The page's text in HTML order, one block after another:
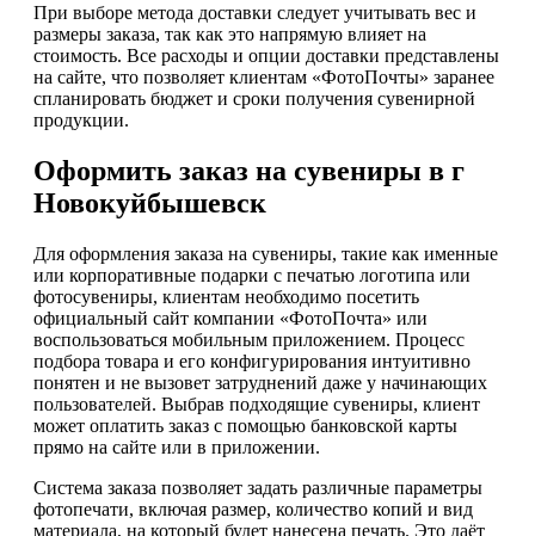
При выборе метода доставки следует учитывать вес и
размеры заказа, так как это напрямую влияет на
стоимость. Все расходы и опции доставки представлены
на сайте, что позволяет клиентам «ФотоПочты» заранее
спланировать бюджет и сроки получения сувенирной
продукции.
Оформить заказ на сувениры в г
Новокуйбышевск
Для оформления заказа на сувениры, такие как именные
или корпоративные подарки с печатью логотипа или
фотосувениры, клиентам необходимо посетить
официальный сайт компании «ФотоПочта» или
воспользоваться мобильным приложением. Процесс
подбора товара и его конфигурирования интуитивно
понятен и не вызовет затруднений даже у начинающих
пользователей. Выбрав подходящие сувениры, клиент
может оплатить заказ с помощью банковской карты
прямо на сайте или в приложении.
Система заказа позволяет задать различные параметры
фотопечати, включая размер, количество копий и вид
материала, на который будет нанесена печать. Это даёт